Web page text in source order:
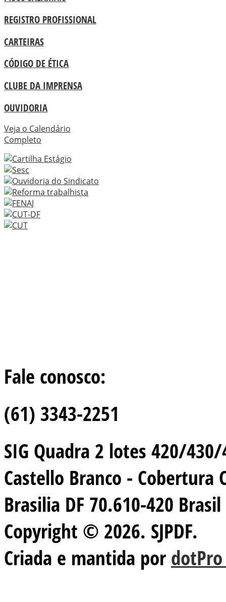
REGISTRO PROFISSIONAL
CARTEIRAS
CÓDIGO DE ÉTICA
CLUBE DA IMPRENSA
OUVIDORIA
Veja o Calendário
Completo
Fale conosco:
(61) 3343-2251
SIG Quadra 2 lotes 420/
Castello Branco - Cobertura
Brasilia DF 70.610-420 Brasil
Copyright © 2026. SJPDF.
Criada e mantida por